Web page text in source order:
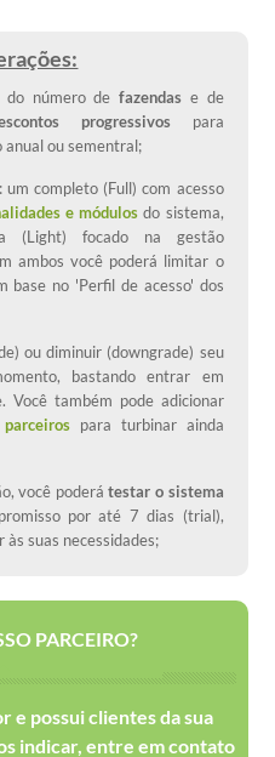
do número defazendas e de
progressivospara
anual ou sementral;
: um completo (Full) com acesso
e módulos do sistema,
(Light) focado na gestão
ambos você poderá limitar o
base no 'Perfil de acesso' dos
ou diminuir (downgrade) seu
bastando entrar em
Você também pode adicionar
para turbinar ainda
você poderátestar o sistema
por até 7 dias (trial),
suas necessidades;
PARCEIRO?
e possui clientes da sua
indicar, entre em contato